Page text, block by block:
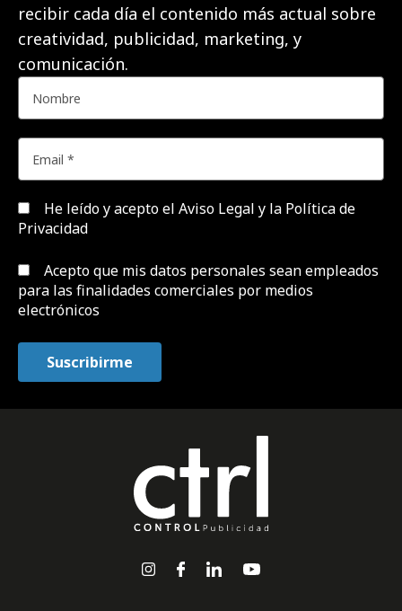
recibir cada día el contenido más actual sobre
creatividad, publicidad, marketing, y
comunicación.
He leído y acepto el Aviso Legal y la Política de
Privacidad
Acepto que mis datos personales sean empleados
para las finalidades comerciales por medios
electrónicos